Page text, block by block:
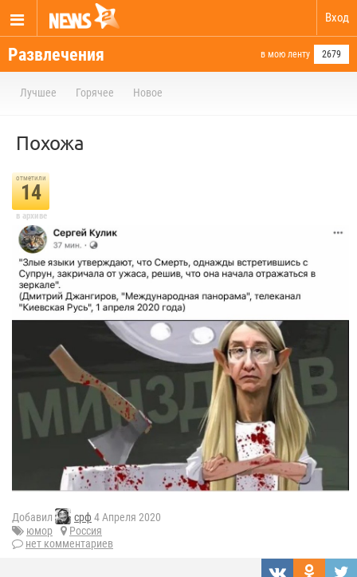
Вход
Развлечения в мою ленту 2679
Лучшее Горячее Новое
Похожа
отметили
14
в архиве
Добавил срф 4 Апреля 2020
юмор
Россия
нет комментариев